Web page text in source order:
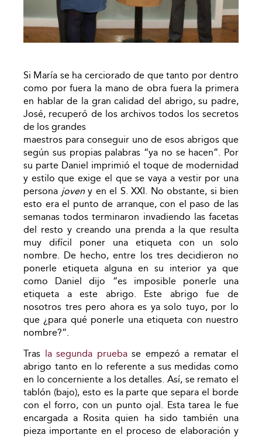
Si María se ha cerciorado de que tanto por dentro
como por fuera la mano de obra fuera la primera
en hablar de la gran calidad del abrigo, su padre,
José, recuperó de los archivos todos los secretos
de los grandes
maestros para conseguir uno de esos abrigos que
según sus propias palabras “ya no se hacen”. Por
su parte Daniel imprimió el toque de modernidad
y estilo que exige el que se vaya a vestir por una
persona joven y en el S. XXI. No obstante, si bien
esto era el punto de arranque, con el paso de las
semanas todos terminaron invadiendo las facetas
del resto y creando una prenda a la que resulta
muy difícil poner una etiqueta con un solo
nombre. De hecho, entre los tres decidieron no
ponerle etiqueta alguna en su interior ya que
como Daniel dijo “es imposible ponerle una
etiqueta a este abrigo. Este abrigo fue de
nosotros tres pero ahora es ya solo tuyo, por lo
que ¿para qué ponerle una etiqueta con nuestro
nombre?”.
Tras la segunda pruebase empezó a rematar el
abrigo tanto en lo referente a sus medidas como
en lo concerniente a los detalles. Así, se remato el
tablón (bajo), esto es la parte que separa el borde
con el forro, con un punto ojal. Esta tarea le fue
encargada a Rosita quien ha sido también una
pieza importante en el proceso de elaboración y